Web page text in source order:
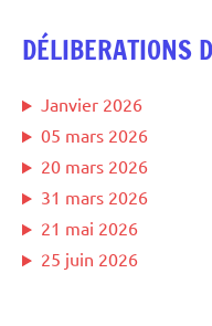
DÉLIBERATIONS
Janvier 2026
05 mars 2026
20 mars 2026
31 mars 2026
21 mai 2026
25 juin 2026